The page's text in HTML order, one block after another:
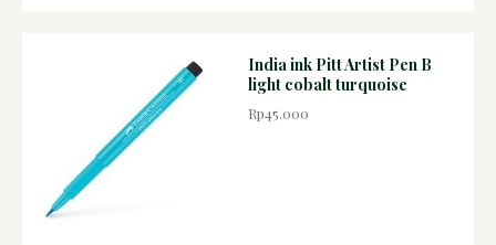
India ink Pitt Artist Pen B
light cobalt turquoise
Rp45.000